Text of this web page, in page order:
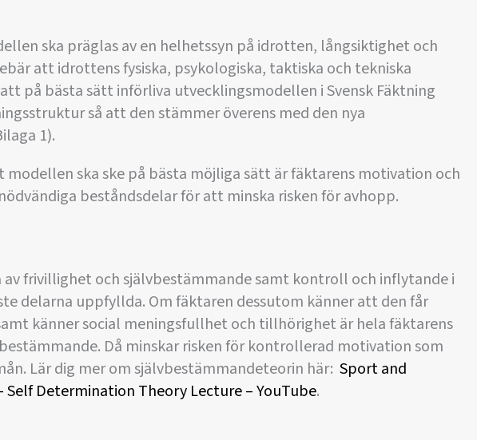
ska präglas av en helhetssyn på idrotten, långsiktighet och
att idrottens fysiska, psykologiska, taktiska och tekniska
på bästa sätt införliva utvecklingsmodellen i Svensk Fäktning
så att den stämmer överens med den nya
1).
ska ske på bästa möjliga sätt är fäktarens motivation och
beståndsdelar för att minska risken för avhopp.
av frivillighet och självbestämmande samt kontroll och inflytande i
delarna uppfyllda. Om fäktaren dessutom känner att den får
känner social meningsfullhet och tillhörighet är hela fäktarens
Då minskar risken för kontrollerad motivation som
Lär dig mer om självbestämmandeteorin här: Sport and
Self Determination Theory Lecture – YouTube.